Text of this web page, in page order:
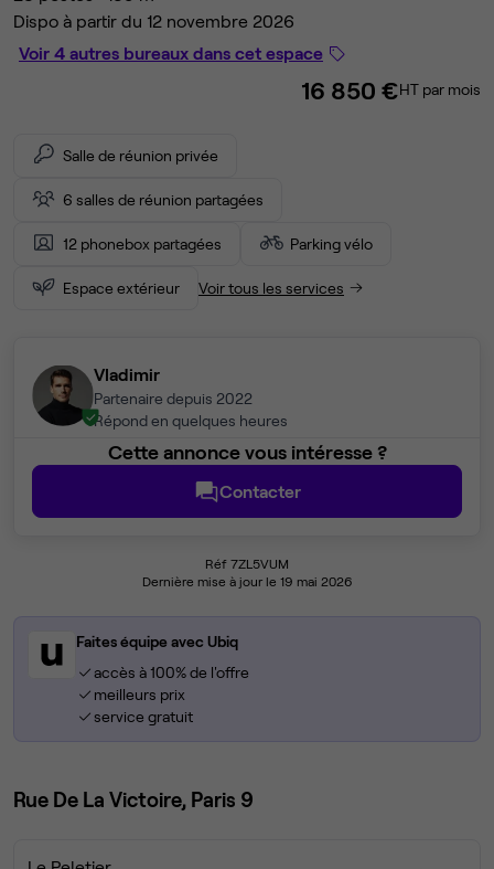
Dispo à partir du 12 novembre 2026
Voir 4 autres bureaux dans cet espace
16 850 €HT par mois
Salle de réunion privée
6 salles de réunion partagées
12 phonebox partagées Parking vélo
Espace extérieur Voir tous les services
Vladimir
Partenaire depuis 2022
Répond en quelques heures
Cette annonce vous intéresse ?
Contacter
Réf 7ZL5VUM
Dernière mise à jour le 19 mai 2026
Faites équipe avec Ubiq
accès à 100% de l'offre
meilleurs prix
service gratuit
Rue De La Victoire, Paris 9